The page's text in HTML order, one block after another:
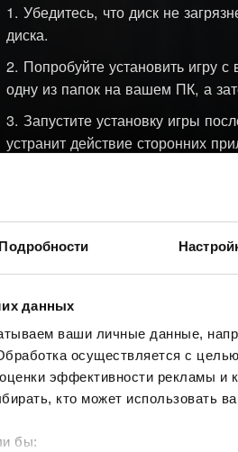
Подробности
данных
ваши личные данные,
осуществляется с
эффективности рекламы и
кто может использовать
бы:
Убедитесь, что диск не
диска.
Попробуйте установить игру
одну из папок на вашем ПК, а
Запустите установку игры
устранит действие сторонних
Обновите программное
можете на сайте производителя
производителя.
перечисленные выше
ли эта проблема на
Если
сообщить об этом в